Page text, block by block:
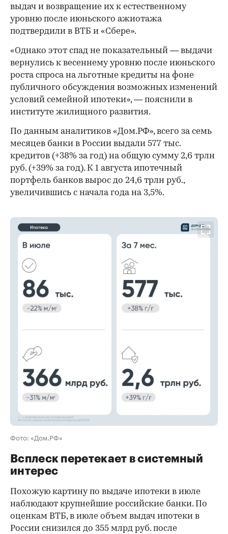
выдач и возвращение их к естественному
уровню после июньского ажиотажа
подтвердили в ВТБ и «Сбере».
«Однако этот спад не показательный — выдачи
вернулись к весеннему уровню после июньского
роста спроса на льготные кредиты на фоне
публичного обсуждения возможных изменений
условий семейной ипотеки», — пояснили в
институте жилищного развития.
По данным аналитиков «Дом.РФ», всего за семь
месяцев банки в России выдали 577 тыс.
кредитов (+38% за год) на общую сумму 2,6 трлн
руб. (+39% за год). К 1 августа ипотечный
портфель банков вырос до 24,6 трлн руб.,
увеличившись с начала года на 3,5%.
Фото: «Дом.РФ»
Всплеск перетекает в системный
интерес
Похожую картину по выдаче ипотеки в июле
наблюдают крупнейшие российские банки. По
оценкам ВТБ, в июле объем выдач ипотеки в
России снизился до 355 млрд руб. после